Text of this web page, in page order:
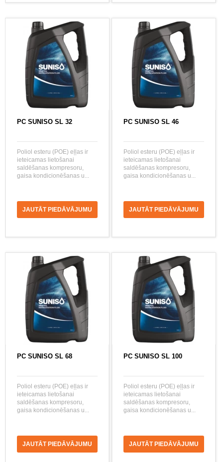
PC SUNISO SL 32
Poliol esteru (POE) eļļas ir
ieteicamas lietošanai
saldēšanas kompresoru,
gaisa kondicionēšanas u...
JAUTĀT PIEDĀVĀJUMU
PC SUNISO SL 46
Poliol esteru (POE) eļļas ir
ieteicamas lietošanai
saldēšanas kompresoru,
gaisa kondicionēšanas u...
JAUTĀT PIEDĀVĀJUMU
PC SUNISO SL 68
Poliol esteru (POE) eļļas ir
ieteicamas lietošanai
saldēšanas kompresoru,
gaisa kondicionēšanas u...
JAUTĀT PIEDĀVĀJUMU
PC SUNISO SL 100
Poliol esteru (POE) eļļas ir
ieteicamas lietošanai
saldēšanas kompresoru,
gaisa kondicionēšanas u...
JAUTĀT PIEDĀVĀJUMU